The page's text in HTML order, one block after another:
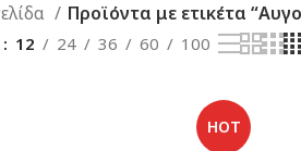
Προϊόντα με ετικέτα
12 24 36 60 100
HOT